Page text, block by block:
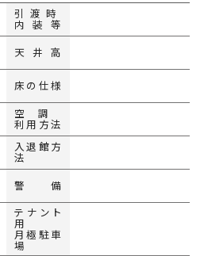
引渡時
内装等
天井高
床の仕様
空調
利用方法
入退館方
法
警備
テナント
用
月極駐車
場